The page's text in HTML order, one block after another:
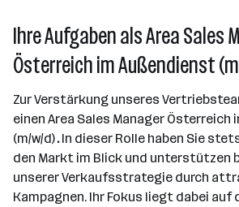
e
n
a
n
z
a
h
l
Ihre Aufgaben als Area Sales
Österreich im Außendienst
Zur Verstärkung unseres
einen Area Sales Manager Österreich
(m/w/d).In dieser Rolle haben Sie
den Markt im Blick und unterstützen
unserer Verkaufsstrategie durch
Kampagnen. Ihr Fokus liegt dabei auf